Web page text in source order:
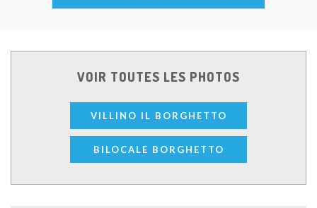
VOIR TOUTES LES PHOTOS
VILLINO IL BORGHETTO
BILOCALE BORGHETTO